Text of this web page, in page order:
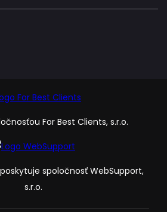
For Best Clients, s.r.o.
spoločnosť WebSupport,
s.r.o.